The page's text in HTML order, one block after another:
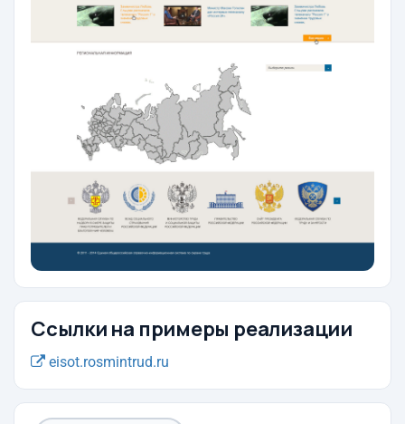
Ссылки на примеры реализации
eisot.rosmintrud.ru